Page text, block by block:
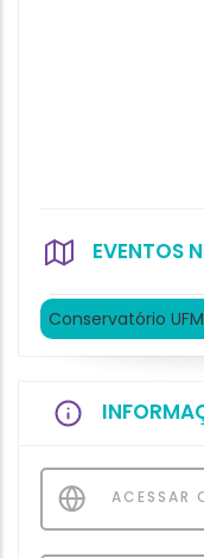
EVENTOS
Conservatório
ACESSAR